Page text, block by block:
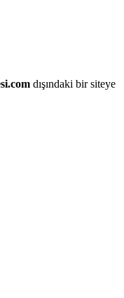
dışındaki bir siteye